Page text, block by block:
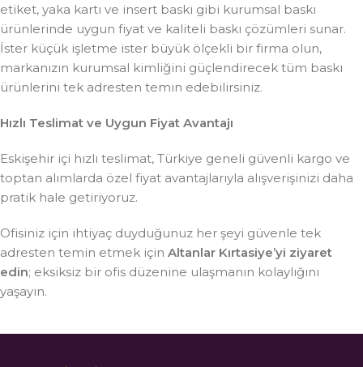
etiket, yaka kartı ve insert baskı gibi kurumsal baskı
ürünlerinde uygun fiyat ve kaliteli baskı çözümleri sunar.
İster küçük işletme ister büyük ölçekli bir firma olun,
markanızın kurumsal kimliğini güçlendirecek tüm baskı
ürünlerini tek adresten temin edebilirsiniz.
Hızlı Teslimat ve Uygun Fiyat Avantajı
Eskişehir içi hızlı teslimat, Türkiye geneli güvenli kargo ve
toptan alımlarda özel fiyat avantajlarıyla alışverişinizi daha
pratik hale getiriyoruz.
Ofisiniz için ihtiyaç duyduğunuz her şeyi güvenle tek
adresten temin etmek için Altanlar Kırtasiye’yi ziyaret
edin; eksiksiz bir ofis düzenine ulaşmanın kolaylığını
yaşayın.